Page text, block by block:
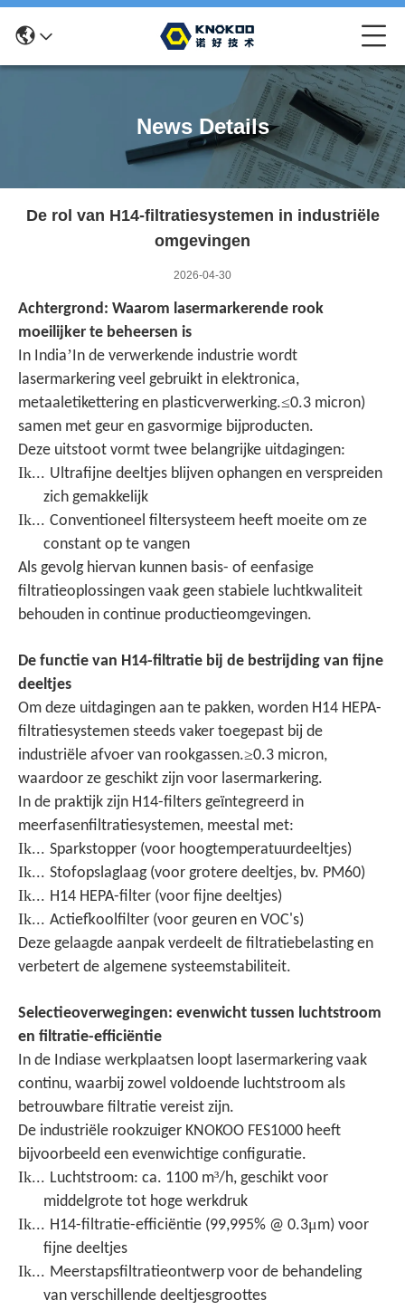
News Details
De rol van H14-filtratiesystemen in industriële
omgevingen
2026-04-30
Achtergrond: Waarom lasermarkerende rook
moeilijker te beheersen is
In India’In de verwerkende industrie wordt
lasermarkering veel gebruikt in elektronica,
metaaletikettering en plasticverwerking.≤0.3 micron)
samen met geur en gasvormige bijproducten.
Deze uitstoot vormt twee belangrijke uitdagingen:
Ik... Ultrafijne deeltjes blijven ophangen en verspreiden
zich gemakkelijk
Ik... Conventioneel filtersysteem heeft moeite om ze
constant op te vangen
Als gevolg hiervan kunnen basis- of eenfasige
filtratieoplossingen vaak geen stabiele luchtkwaliteit
behouden in continue productieomgevingen.
De functie van H14-filtratie bij de bestrijding van fijne
deeltjes
Om deze uitdagingen aan te pakken, worden H14 HEPA-
filtratiesystemen steeds vaker toegepast bij de
industriële afvoer van rookgassen.≥0.3 micron,
waardoor ze geschikt zijn voor lasermarkering.
In de praktijk zijn H14-filters geïntegreerd in
meerfasenfiltratiesystemen, meestal met:
Ik... Sparkstopper (voor hoogtemperatuurdeeltjes)
Ik... Stofopslaglaag (voor grotere deeltjes, bv. PM60)
Ik... H14 HEPA-filter (voor fijne deeltjes)
Ik... Actiefkoolfilter (voor geuren en VOC's)
Deze gelaagde aanpak verdeelt de filtratiebelasting en
verbetert de algemene systeemstabiliteit.
Selectieoverwegingen: evenwicht tussen luchtstroom
en filtratie-efficiëntie
In de Indiase werkplaatsen loopt lasermarkering vaak
continu, waarbij zowel voldoende luchtstroom als
betrouwbare filtratie vereist zijn.
De industriële rookzuiger KNOKOO FES1000 heeft
bijvoorbeeld een evenwichtige configuratie.
Ik... Luchtstroom: ca. 1100 m³/h, geschikt voor
middelgrote tot hoge werkdruk
Ik... H14-filtratie-efficiëntie (99,995% @ 0.3μm) voor
fijne deeltjes
Ik... Meerstapsfiltratieontwerp voor de behandeling
van verschillende deeltjesgroottes